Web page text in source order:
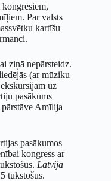
Par valsts
kartīšu
ziņā nepārsteidz.
(ar mūziku
uz
pasākums
Amīlija
pasākumos
kongress ar
Latvija
tūkstošus.